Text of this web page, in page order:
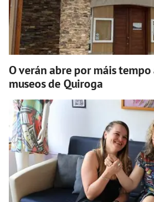
O verán abre por máis
museos de Quiroga